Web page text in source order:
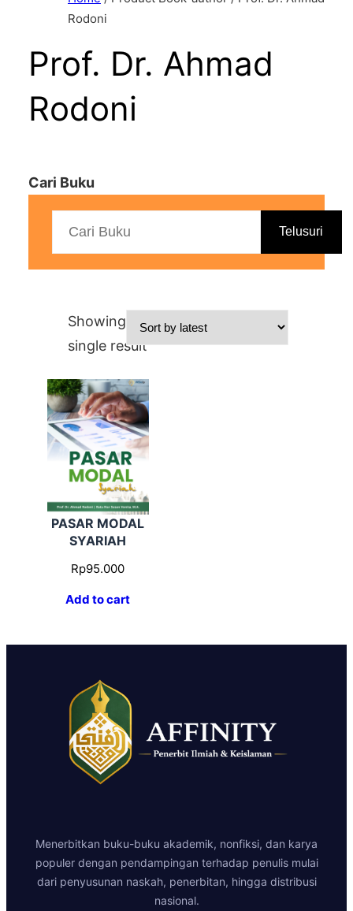
Rodoni
Prof. Dr. Ahmad
Rodoni
Cari Buku
Telusuri
Showing the
single result
PASAR MODAL
SYARIAH
Rp95.000
Add to cart
Menerbitkan buku-buku akademik, nonfiksi, dan karya
populer dengan pendampingan terhadap penulis mulai
dari penyusunan naskah, penerbitan, hingga distribusi
nasional.